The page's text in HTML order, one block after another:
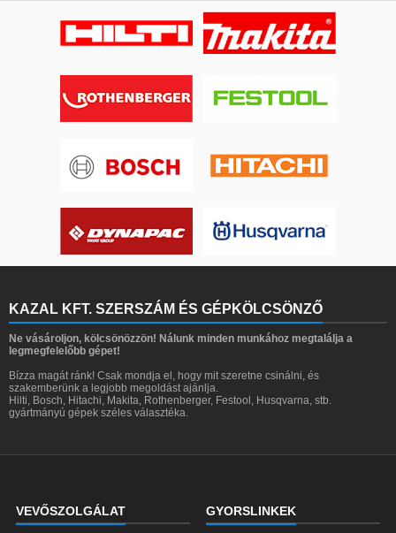
KAZAL KFT. SZERSZÁM ÉS GÉPKÖLCSÖNZŐ
Ne vásároljon, kölcsönözzön! Nálunk minden munkához megtalálja a
legmegfelelőbb gépet!
Bízza magát ránk! Csak mondja el, hogy mit szeretne csinálni, és
szakemberünk a legjobb megoldást ajánlja.
Hilti, Bosch, Hitachi, Makita, Rothenberger, Festool, Husqvarna, stb.
gyártmányú gépek széles választéka.
VEVŐSZOLGÁLAT GYORSLINKEK